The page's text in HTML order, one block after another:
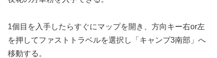
1個目を入手したらすぐにマップを開き、方向キー右or左
を押してファストトラベルを選択し「キャンプ3南部」へ
移動する。